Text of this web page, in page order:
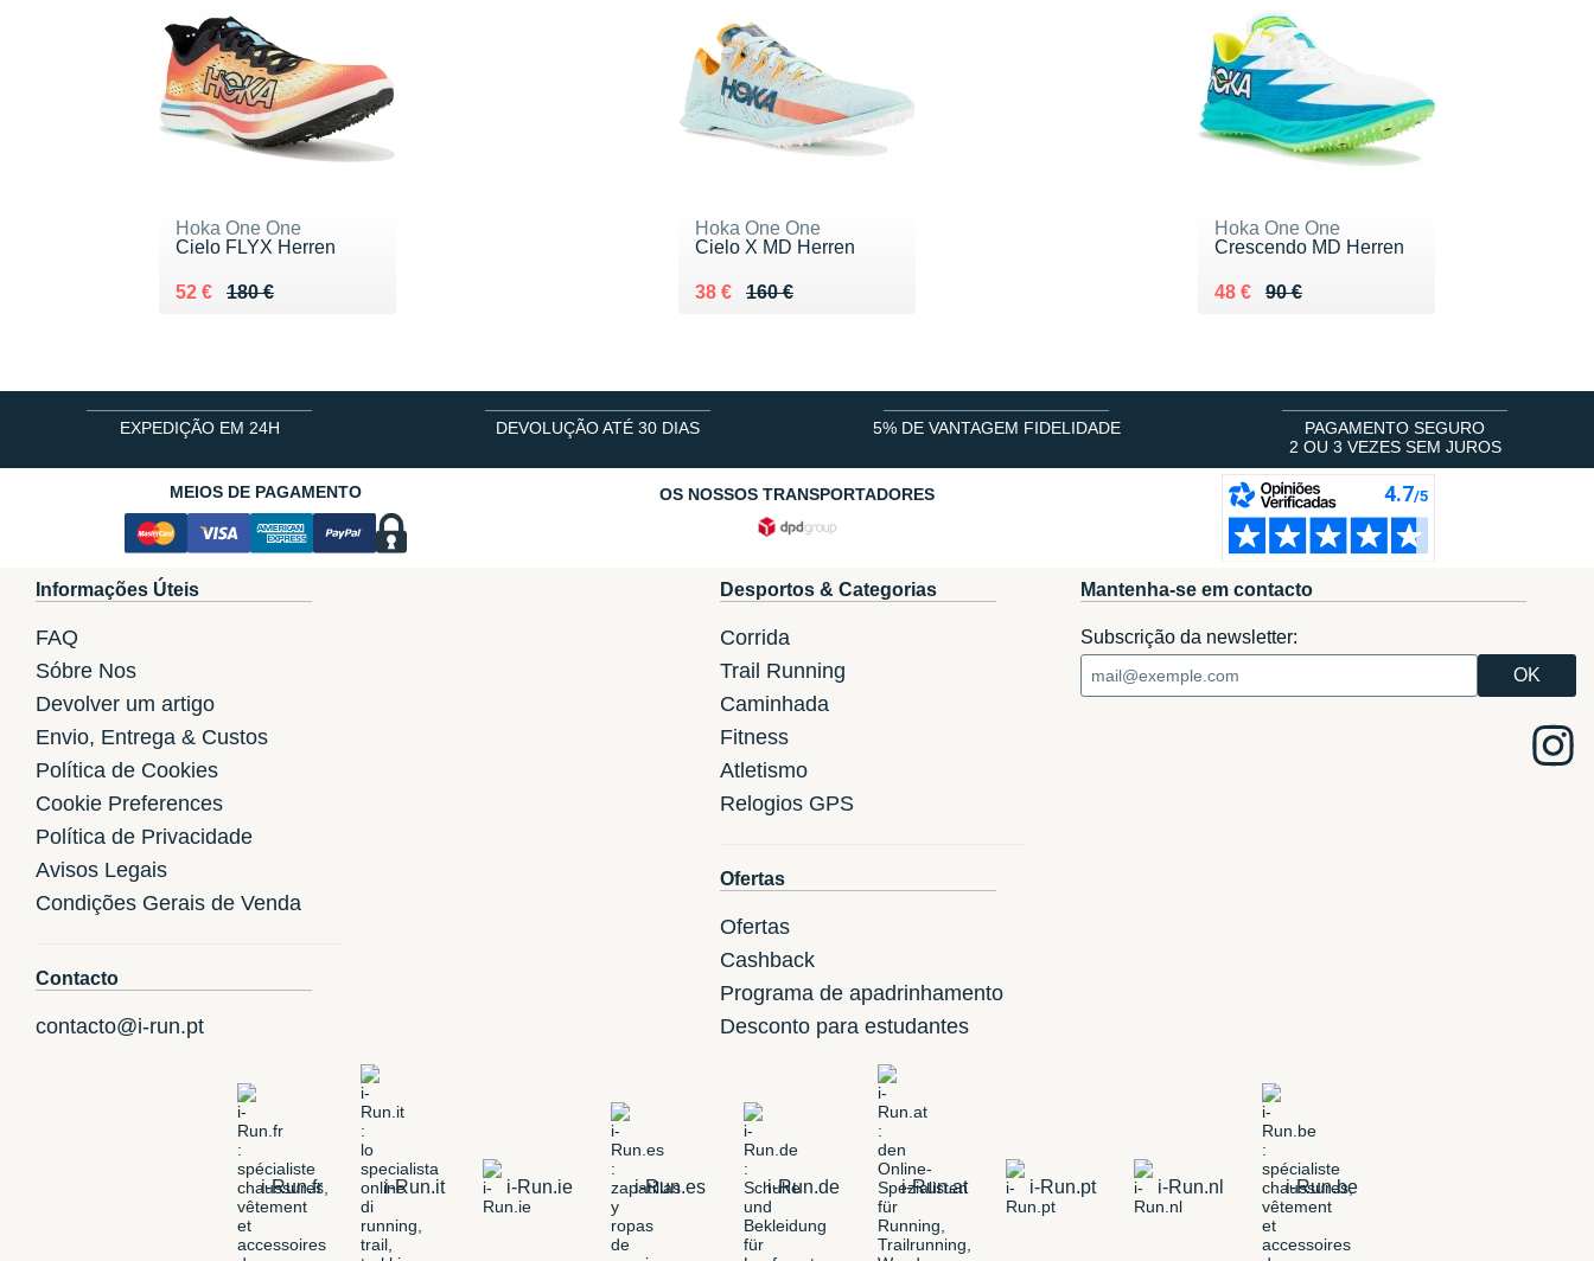
Hoka One One
Cielo FLYX Herren
180 €
Au lieu de 180 €
52 €
Vendu 52 €
Hoka One One
Cielo X MD Herren
160 €
Au lieu de 160 €
38 €
Vendu 38 €
Hoka One One
Crescendo MD Herren
90 €
Au lieu de 90 €
48 €
Vendu 48 €
EXPEDIÇÃO EM 24H DEVOLUÇÃO ATÉ 30 DIAS 5% DE VANTAGEM FIDELIDADE
PAGAMENTO SEGURO
2 OU 3 VEZES SEM JUROS
MEIOS DE PAGAMENTO OS NOSSOS TRANSPORTADORES
Informações Úteis
FAQ
Sóbre Nos
Devolver um artigo
Envio, Entrega & Custos
Política de Cookies
Cookie Preferences
Política de Privacidade
Avisos Legais
Condições Gerais de Venda
Contacto
contacto@i-run.pt
Desportos & Categorias
Corrida
Trail Running
Caminhada
Fitness
Atletismo
Relogios GPS
Ofertas
Ofertas
Cashback
Programa de apadrinhamento
Desconto para estudantes
Mantenha-se em contacto
Subscrição da newsletter:
i-Run.fr i-Run.it i-Run.ie i-Run.es i-Run.de i-Run.at i-Run.pt i-Run.nl i-Run.be